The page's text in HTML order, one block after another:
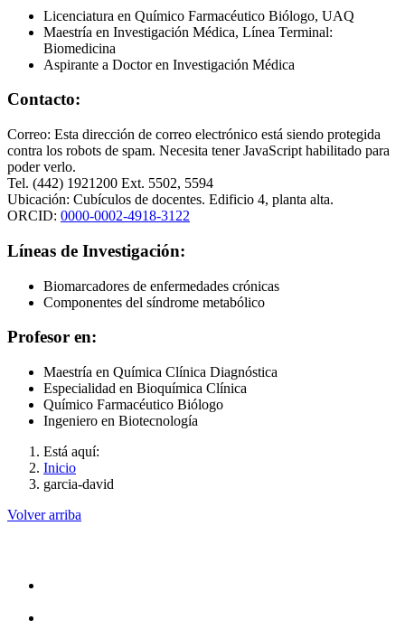
Licenciatura en Químico Farmacéutico Biólogo, UAQ
Maestría en Investigación Médica, Línea Terminal:
Biomedicina
Aspirante a Doctor en Investigación Médica
Contacto:
Correo: Esta dirección de correo electrónico está siendo protegida
contra los robots de spam. Necesita tener JavaScript habilitado para
poder verlo.
Tel. (442) 1921200 Ext. 5502, 5594
Ubicación: Cubículos de docentes. Edificio 4, planta alta.
ORCID: 0000-0002-4918-3122
Líneas de Investigación:
Biomarcadores de enfermedades crónicas
Componentes del síndrome metabólico
Profesor en:
Maestría en Química Clínica Diagnóstica
Especialidad en Bioquímica Clínica
Químico Farmacéutico Biólogo
Ingeniero en Biotecnología
Está aquí:
Inicio
garcia-david
Volver arriba